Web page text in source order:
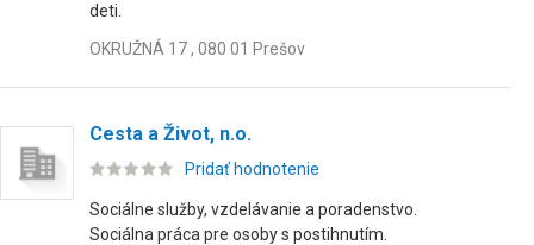
deti.
OKRUŽNÁ 17 , 080 01 Prešov
Cesta a Život, n.o.
Pridať hodnotenie
Sociálne služby, vzdelávanie a poradenstvo.
Sociálna práca pre osoby s postihnutím.